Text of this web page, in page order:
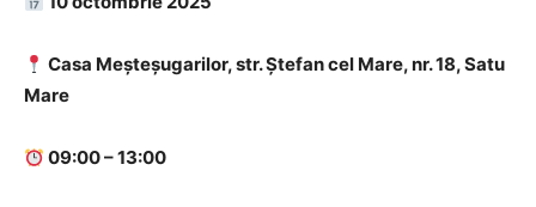
Casa Meșteșugarilor, str. Ștefan cel Mare, nr. 18, Satu
Mare
09:00 – 13:00